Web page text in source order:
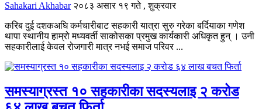
Sahakari Akhabar २०८३ असार १९ गते , शुक्रवार
करिब दुई दशकअघि कर्मचारीबाट सहकारी यात्रा सुरु गरेका बर्दियाका गणेश
थापा स्थानीय हाम्रो मध्यवर्ती साकोसका प्रमुख कार्यकारी अधिकृत हुन् । उनी
सहकारीलाई केवल रोजगारी मात्र नभई समाज परिवर ...
समस्याग्रस्त १० सहकारीका सदस्यलाइ २ करोड